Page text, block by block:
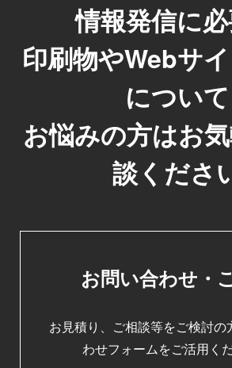
情報発信に
印刷物やWebサ
について
お悩みの方はお
談くださ
お問い合わせ・
お見積り、ご相談等をご検討の
わせフォームをご活用くだ